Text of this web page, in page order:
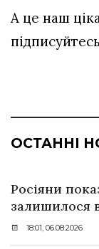
А це наш
ОСТАННІ
Росіяни
залишилося
18:01, 06.08.2026